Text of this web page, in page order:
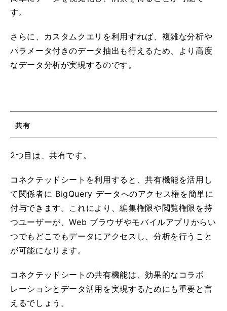
す。
さらに、カスタムクエリを利用すれば、複雑な分析や
パラメータ付きのデータ抽出も行えるため、より高度
なデータ分析が実現するのです。
共有
2つ目は、共有です。
コネクテッドシートを利用すると、共有機能を活用し
て関係者に BigQuery データへのアクセス権を簡単に
付与できます。これにより、編集権限や閲覧権限を持
つユーザーが、Web ブラウザやモバイルアプリからい
つでもどこでもデータにアクセスし、分析を行うこと
が可能になります。
コネクテッドシートの共有機能は、効果的なコラボ
レーションとデータ活用を実現するためにも重要と言
えるでしょう。